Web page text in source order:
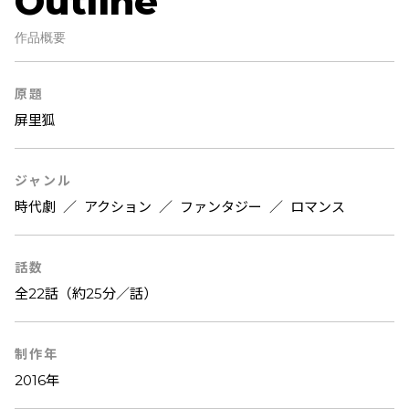
作品概要
原題
屏里狐
ジャンル
時代劇 ／ アクション ／ ファンタジー ／ ロマンス
話数
全22話（約25分／話）
制作年
2016年